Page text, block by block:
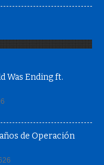
Was Ending ft.
de Operación